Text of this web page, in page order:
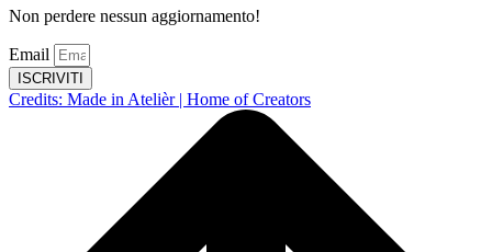
Non perdere nessun aggiornamento!
Email
ISCRIVITI
Credits: Made in Atelièr | Home of Creators